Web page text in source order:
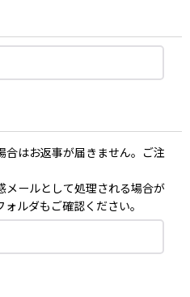
合はお返事が届きません。ご注
メールとして処理される場合が
ルダもご確認ください。